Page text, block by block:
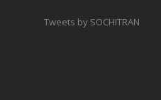
Tweets by SOCHITRAN